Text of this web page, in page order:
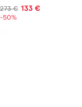
273 € 133 €
-50%